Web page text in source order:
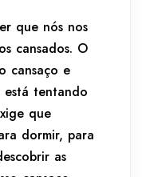
que nós nos
cansados. O
cansaço e
tentando
que
dormir, para
as